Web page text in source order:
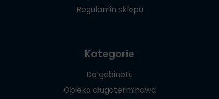
Regulamin sklepu
Kategorie
Do gabinetu
Opieka długoterminowa